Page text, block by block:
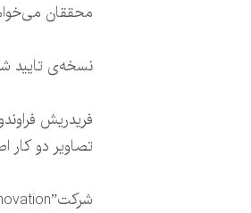
محققان
نسخه‌ی تایید
تصاویر دو کار